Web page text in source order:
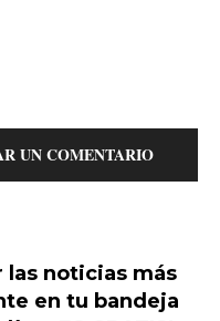
UN COMENTARIO
las noticias más
en tu bandeja